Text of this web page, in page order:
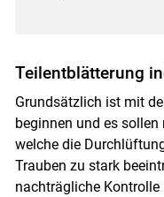
Teilentblätterung
Grundsätzlich ist mit
beginnen und es
welche die
Trauben zu stark
nachträgliche Kontrolle